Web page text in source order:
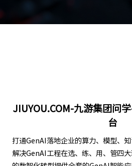
JIUYOU.COM-九游集团问
台
打通GenAI落地企业的算力、模型、
解决GenAI工程在选、练、用、管四